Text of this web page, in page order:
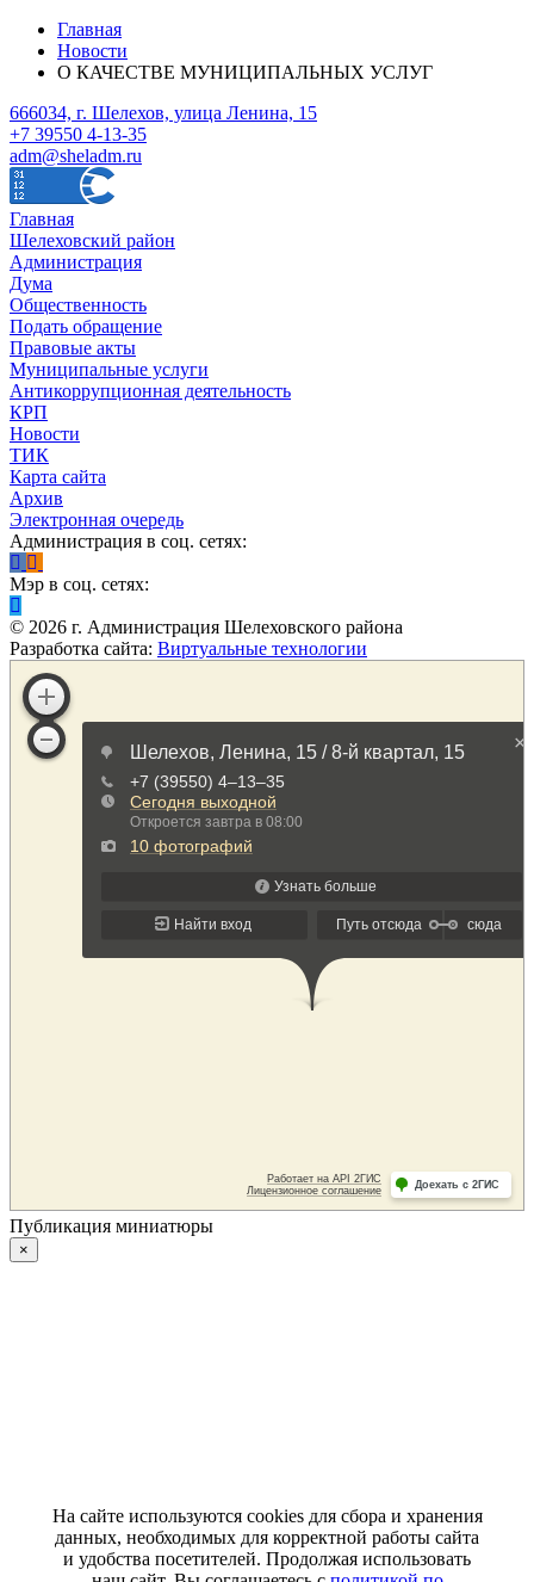
Главная
Новости
О КАЧЕСТВЕ МУНИЦИПАЛЬНЫХ УСЛУГ
666034, г. Шелехов, улица Ленина, 15
+7 39550 4-13-35
adm@sheladm.ru
Главная
Шелеховский район
Администрация
Дума
Общественность
Подать обращение
Правовые акты
Муниципальные услуги
Антикоррупционная деятельность
КРП
Новости
ТИК
Карта сайта
Архив
Электронная очередь
Администрация в соц. сетях:
Мэр в соц. сетях:
© 2026 г. Администрация Шелеховского района
Разработка сайта: Виртуальные технологии
Публикация миниатюры
×
На сайте используются cookies для сбора и хранения
данных, необходимых для корректной работы сайта
и удобства посетителей. Продолжая использовать